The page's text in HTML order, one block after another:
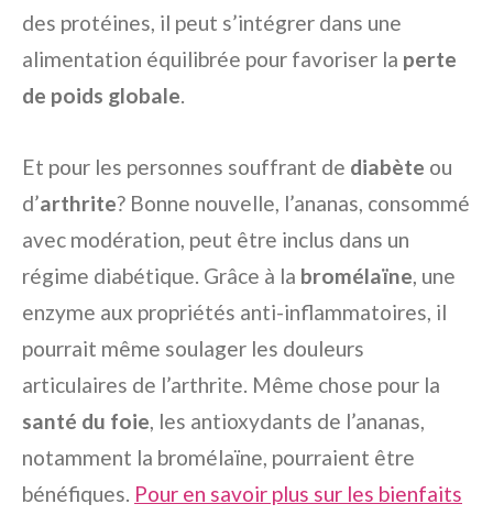
des protéines, il peut s’intégrer dans une
alimentation équilibrée pour favoriser la perte
de poids globale.
Et pour les personnes souffrant de diabète ou
d’arthrite? Bonne nouvelle, l’ananas, consommé
avec modération, peut être inclus dans un
régime diabétique. Grâce à la bromélaïne, une
enzyme aux propriétés anti-inflammatoires, il
pourrait même soulager les douleurs
articulaires de l’arthrite. Même chose pour la
santé du foie, les antioxydants de l’ananas,
notamment la bromélaïne, pourraient être
bénéfiques. Pour en savoir plus sur les bienfaits